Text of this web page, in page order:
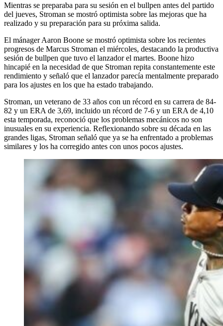
Mientras se preparaba para su sesión en el bullpen antes del partido
del jueves, Stroman se mostró optimista sobre las mejoras que ha
realizado y su preparación para su próxima salida.
El mánager Aaron Boone se mostró optimista sobre los recientes
progresos de Marcus Stroman el miércoles, destacando la productiva
sesión de bullpen que tuvo el lanzador el martes. Boone hizo
hincapié en la necesidad de que Stroman repita constantemente este
rendimiento y señaló que el lanzador parecía mentalmente preparado
para los ajustes en los que ha estado trabajando.
Stroman, un veterano de 33 años con un récord en su carrera de 84-
82 y un ERA de 3,69, incluido un récord de 7-6 y un ERA de 4,10
esta temporada, reconoció que los problemas mecánicos no son
inusuales en su experiencia. Reflexionando sobre su década en las
grandes ligas, Stroman señaló que ya se ha enfrentado a problemas
similares y los ha corregido antes con unos pocos ajustes.